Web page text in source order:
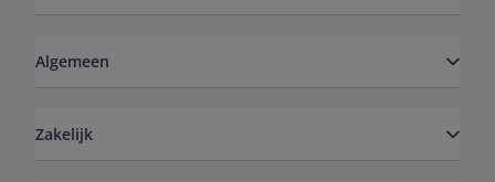
Algemeen
Zakelijk